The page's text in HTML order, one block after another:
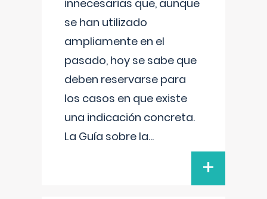
innecesarias que, aunque
se han utilizado
ampliamente en el
pasado, hoy se sabe que
deben reservarse para
los casos en que existe
una indicación concreta.
La Guía sobre la...
+